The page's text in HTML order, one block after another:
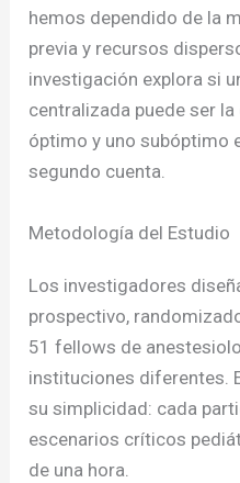
hemos dependido de la
previa y recursos
investigación explora si
centralizada puede ser
óptimo y uno subóptimo
segundo cuenta.
Metodología del Estudio
Los investigadores
prospectivo,
51 fellows de
instituciones diferentes.
su simplicidad: cada
escenarios críticos
de una hora.